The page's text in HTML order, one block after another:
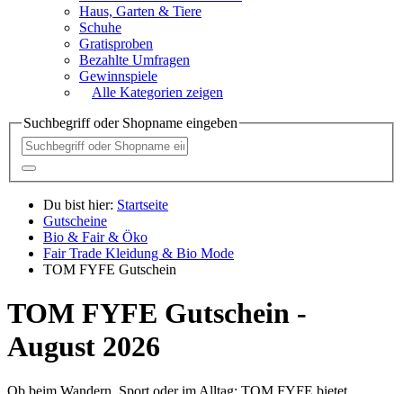
Haus, Garten & Tiere
Schuhe
Gratisproben
Bezahlte Umfragen
Gewinnspiele
Alle Kategorien zeigen
Suchbegriff oder Shopname eingeben
Du bist hier: Startseite
Gutscheine
Bio & Fair & Öko
Fair Trade Kleidung & Bio Mode
TOM FYFE Gutschein
TOM FYFE Gutschein -
August 2026
Ob beim Wandern, Sport oder im Alltag: TOM FYFE bietet